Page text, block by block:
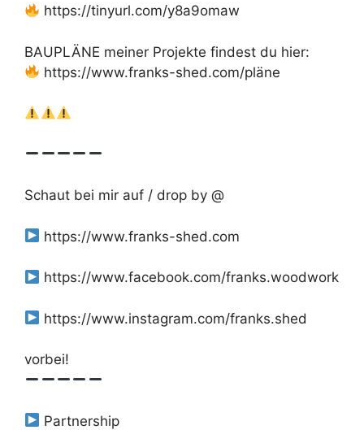
https://tinyurl.com/y8a9omaw
BAUPLÄNE meiner Projekte findest du hier:
https://www.franks-shed.com/pläne
Schaut bei mir auf / drop by @
https://www.franks-shed.com
https://www.facebook.com/franks.woodwork
https://www.instagram.com/franks.shed
vorbei!
Partnership